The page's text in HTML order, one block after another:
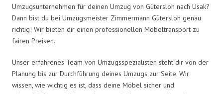
Umzugsunternehmen für deinen Umzug von Gütersloh nach Usak?
Dann bist du bei Umzugsmeister Zimmermann Gütersloh genau
richtig! Wir bieten dir einen professionellen Möbeltransport zu
fairen Preisen.
Unser erfahrenes Team von Umzugsspezialisten steht dir von der
Planung bis zur Durchführung deines Umzugs zur Seite. Wir
wissen, wie wichtig es ist, dass deine Möbel sicher und